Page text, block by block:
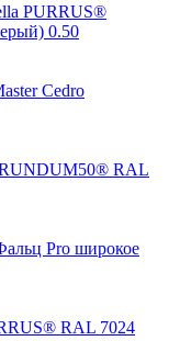
PURRUS®
0.50
Cedro
RAL
Pro широкое
RAL 7024